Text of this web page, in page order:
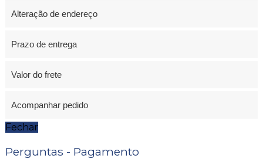
Alteração de endereço
Prazo de entrega
Valor do frete
Acompanhar pedido
Fechar
Perguntas - Pagamento